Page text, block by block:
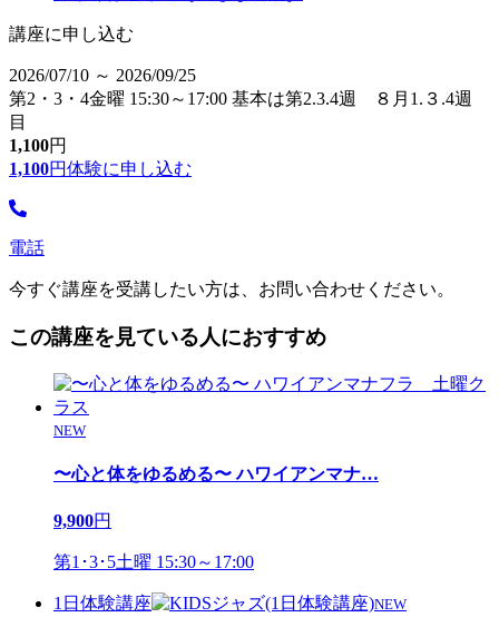
講座に申し込む
2026/07/10 ～ 2026/09/25
第2・3・4金曜 15:30～17:00 基本は第2.3.4週 ８月1.３.4週
目
1,100円
1,100円体験に申し込む
電話
今すぐ講座を受講したい方は、お問い合わせください。
この講座を見ている人におすすめ
NEW
〜心と体をゆるめる〜 ハワイアンマナ…
9,900円
第1･3･5土曜 15:30～17:00
1日体験講座 NEW